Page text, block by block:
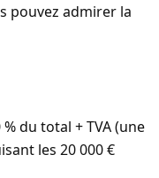
pouvez admirer la
du total + TVA (une
les 20 000 €